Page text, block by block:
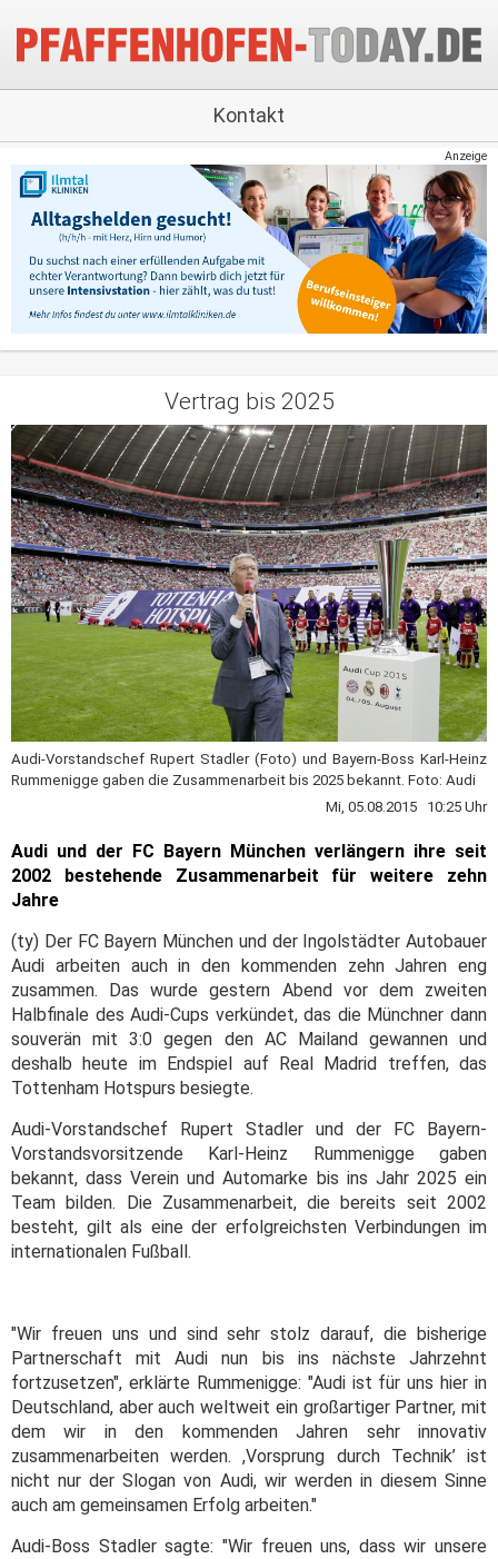
Kontakt
Anzeige
Vertrag bis 2025
Audi-Vorstandschef Rupert Stadler (Foto) und Bayern-Boss Karl-Heinz
Rummenigge gaben die Zusammenarbeit bis 2025 bekannt. Foto: Audi
Mi, 05.08.2015 10:25 Uhr
Audi und der FC Bayern München verlängern ihre seit
2002 bestehende Zusammenarbeit für weitere zehn
Jahre
(ty) Der FC Bayern München und der Ingolstädter Autobauer
Audi arbeiten auch in den kommenden zehn Jahren eng
zusammen. Das wurde gestern Abend vor dem zweiten
Halbfinale des Audi-Cups verkündet, das die Münchner dann
souverän mit 3:0 gegen den AC Mailand gewannen und
deshalb heute im Endspiel auf Real Madrid treffen, das
Tottenham Hotspurs besiegte.
Audi-Vorstandschef Rupert Stadler und der FC Bayern-
Vorstandsvorsitzende Karl-Heinz Rummenigge gaben
bekannt, dass Verein und Automarke bis ins Jahr 2025 ein
Team bilden. Die Zusammenarbeit, die bereits seit 2002
besteht, gilt als eine der erfolgreichsten Verbindungen im
internationalen Fußball.
"Wir freuen uns und sind sehr stolz darauf, die bisherige
Partnerschaft mit Audi nun bis ins nächste Jahrzehnt
fortzusetzen", erklärte Rummenigge: "Audi ist für uns hier in
Deutschland, aber auch weltweit ein großartiger Partner, mit
dem wir in den kommenden Jahren sehr innovativ
zusammenarbeiten werden. ,Vorsprung durch Technik’ ist
nicht nur der Slogan von Audi, wir werden in diesem Sinne
auch am gemeinsamen Erfolg arbeiten."
Audi-Boss Stadler sagte: "Wir freuen uns, dass wir unsere